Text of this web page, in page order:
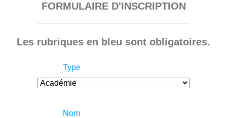
FORMULAIRE D'INSCRIPTION
Les rubriques en bleu sont obligatoires.
Type
Nom